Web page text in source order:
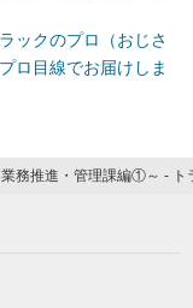
ックのプロ（おじさ
ロ目線でお届けしま
務推進・管理課編①～ - ト